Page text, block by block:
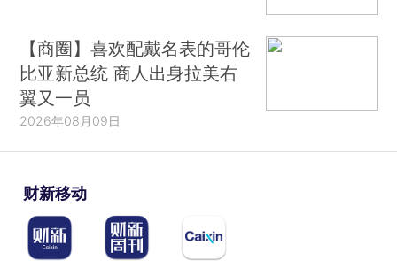
【商圈】喜欢配戴名表的哥伦
比亚新总统 商人出身拉美右
翼又一员
2026年08月09日
财新移动